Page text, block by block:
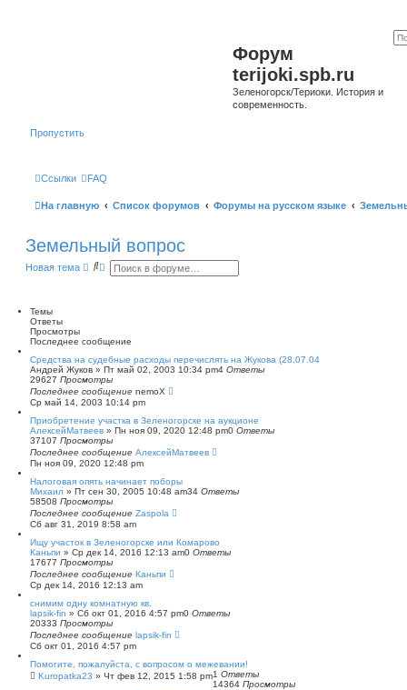
Форум
terijoki.spb.ru
Зеленогорск/Териоки. История и
современность.
Пропустить
Ссылки FAQ
На главную Список форумов Форумы на русском языке
Земельный вопрос
Новая тема
П Р
н
ы
й
п
о
и
с
к
Темы
Ответы
Просмотры
Последнее сообщение
Средства на судебные расходы перечислять на Жукова (28.07.04
Андрей Жуков » Пт май 02, 2003 10:34 pm4 Ответы
29627 Просмотры
Последнее сообщение nemoX
Ср май 14, 2003 10:14 pm
Приобретение участка в Зеленогорске на аукционе
АлексейМатвеев » Пн ноя 09, 2020 12:48 pm0 Ответы
37107 Просмотры
Последнее сообщение АлексейМатвеев
Пн ноя 09, 2020 12:48 pm
Налоговая опять начинает поборы
Михаил » Пт сен 30, 2005 10:48 am34 Ответы
58508 Просмотры
Последнее сообщение Zaspola
Сб авг 31, 2019 8:58 am
Ищу участок в Зеленогорске или Комарово
Каньпи » Ср дек 14, 2016 12:13 am0 Ответы
17677 Просмотры
Последнее сообщение Каньпи
Ср дек 14, 2016 12:13 am
снимим одну комнатную кв.
lapsik-fin » Сб окт 01, 2016 4:57 pm0 Ответы
20333 Просмотры
Последнее сообщение lapsik-fin
Сб окт 01, 2016 4:57 pm
Помогите, пожалуйста, с вопросом о межевании!
Kuropatka23 » Чт фев 12, 2015 1:58 pm1 Ответы
14364 Просмотры